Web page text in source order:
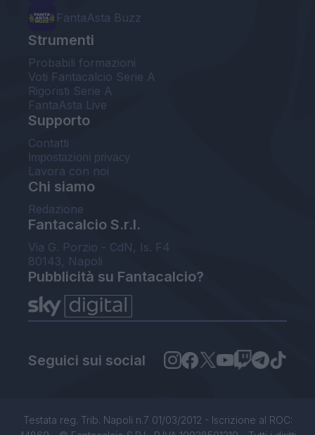
FantaAsta Buzz
Strumenti
Probabili formazioni
Voti Fantacalcio Serie A
Rigoristi Serie A
FantaAsta Live
Supporto
Contatti
Impostazioni privacy
Lavora con noi
Chi siamo
Redazione
Fantacalcio S.r.l.
Via G. Porzio - CdN, Is. F4
80143, Napoli
Pubblicità su Fantacalcio?
Seguici sui social
Testata reg. Trib. Napoli n.7 01/03/2012 - Iscrizione al ROC: